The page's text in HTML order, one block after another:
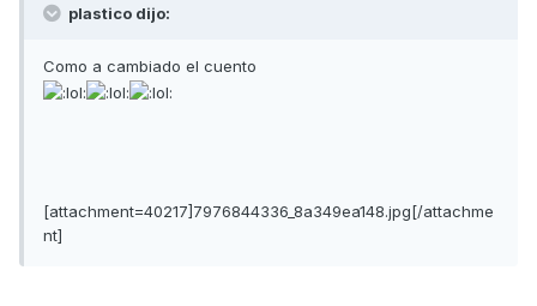
plastico dijo:
Como a cambiado el cuento
[attachment=40217]7976844336_8a349ea148.jpg[/attachme
nt]